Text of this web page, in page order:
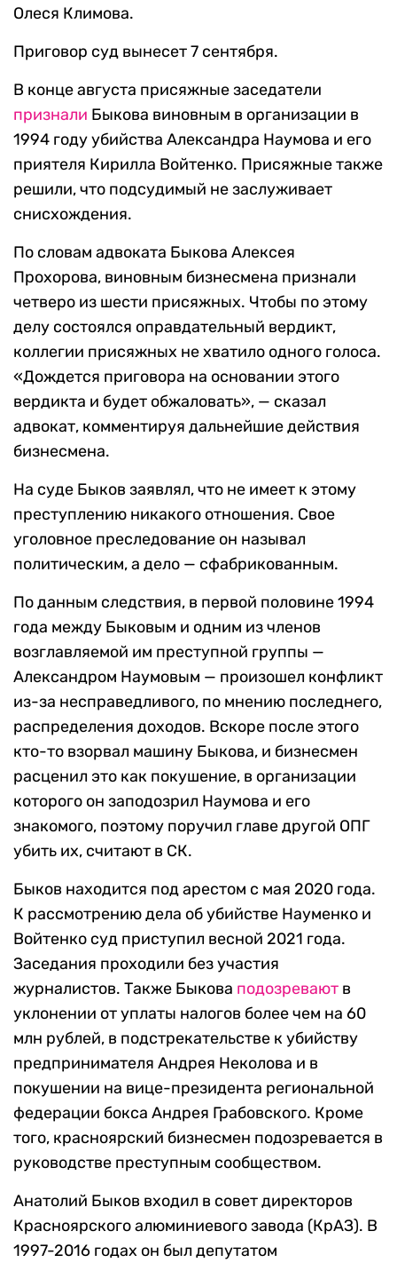
Олеся Климова.
Приговор суд вынесет 7 сентября.
В конце августа присяжные заседатели
признали Быкова виновным в организации в
1994 году убийства Александра Наумова и его
приятеля Кирилла Войтенко. Присяжные также
решили, что подсудимый не заслуживает
снисхождения.
По словам адвоката Быкова Алексея
Прохорова, виновным бизнесмена признали
четверо из шести присяжных. Чтобы по этому
делу состоялся оправдательный вердикт,
коллегии присяжных не хватило одного голоса.
«Дождется приговора на основании этого
вердикта и будет обжаловать», — сказал
адвокат, комментируя дальнейшие действия
бизнесмена.
На суде Быков заявлял, что не имеет к этому
преступлению никакого отношения. Свое
уголовное преследование он называл
политическим, а дело — сфабрикованным.
По данным следствия, в первой половине 1994
года между Быковым и одним из членов
возглавляемой им преступной группы —
Александром Наумовым — произошел конфликт
из-за несправедливого, по мнению последнего,
распределения доходов. Вскоре после этого
кто-то взорвал машину Быкова, и бизнесмен
расценил это как покушение, в организации
которого он заподозрил Наумова и его
знакомого, поэтому поручил главе другой ОПГ
убить их, считают в СК.
Быков находится под арестом с мая 2020 года.
К рассмотрению дела об убийстве Науменко и
Войтенко суд приступил весной 2021 года.
Заседания проходили без участия
журналистов. Также Быкова подозревают в
уклонении от уплаты налогов более чем на 60
млн рублей, в подстрекательстве к убийству
предпринимателя Андрея Неколова и в
покушении на вице-президента региональной
федерации бокса Андрея Грабовского. Кроме
того, красноярский бизнесмен подозревается в
руководстве преступным сообществом.
Анатолий Быков входил в совет директоров
Красноярского алюминиевого завода (КрАЗ). В
1997-2016 годах он был депутатом